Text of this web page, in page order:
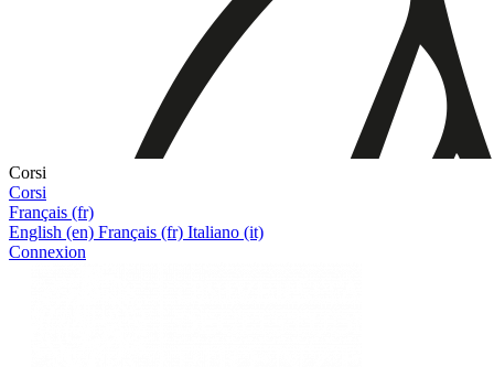
Corsi
Corsi
Français ‎(fr)‎
English ‎(en)‎ Français ‎(fr)‎ Italiano ‎(it)‎
Connexion